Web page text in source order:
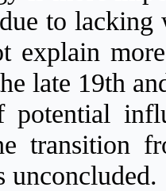
to
explain
late 19th
potential
transition
unconcluded.